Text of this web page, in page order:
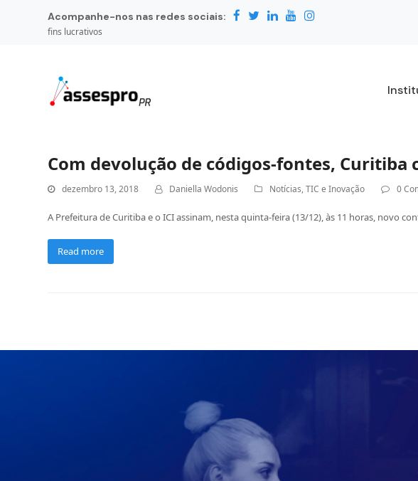
Acompanhe-nos nas redes sociais:
fins lucrativos
Com devolução de códigos-fontes,
dezembro 13, 2018 Daniella Wodonis Notícias,TIC e Inovação 0
A Prefeitura de Curitiba e o ICI assinam, nesta quinta-feira (13/12), às 11 horas, novo
Read more